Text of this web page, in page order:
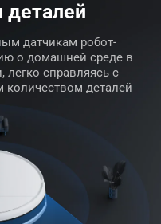
деталей
датчикам робот-
о домашней среде в
легко справляясь с
количеством деталей